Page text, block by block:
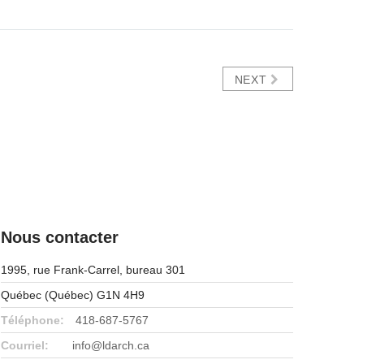
NEXT
Nous contacter
1995, rue Frank-Carrel, bureau 301
Québec (Québec) G1N 4H9
Téléphone:
418-687-5767
Courriel:
info@ldarch.ca